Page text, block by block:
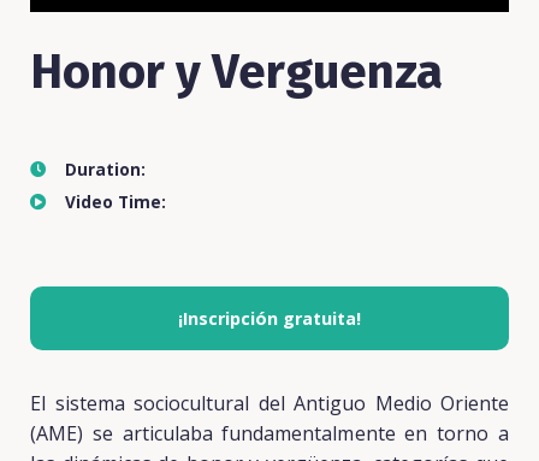
Honor y Verguenza
Duration:
Video Time:
¡Inscripción gratuita!
El sistema sociocultural del Antiguo Medio Oriente
(AME) se articulaba fundamentalmente en torno a